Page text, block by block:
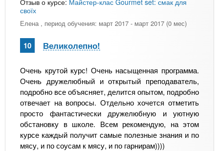
своїх
Елена , период обучения: март 2017 - март 2017 (0 мес)
Очень крутой курс! Очень насыщенная программа.
Очень дружелюбный и открытый преподаватель,
подробно все объясняет, делится опытом, подробно
отвечает на вопросы. Отдельно хочется отметить
просто фантастически дружелюбную и уютную
обстановку в школе. Всем рекомендую, на этом
курсе каждый получит самые полезные знания и по
мясу, и по соусам к мясу, и по гарнирам))))
10 Великолепно!